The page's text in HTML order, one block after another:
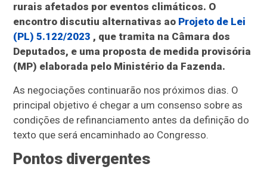
rurais afetados por eventos climáticos. O
encontro discutiu alternativas ao Projeto de Lei
(PL) 5.122/2023 , que tramita na Câmara dos
Deputados, e uma proposta de medida provisória
(MP) elaborada pelo Ministério da Fazenda.
As negociações continuarão nos próximos dias. O
principal objetivo é chegar a um consenso sobre as
condições de refinanciamento antes da definição do
texto que será encaminhado ao Congresso.
Pontos divergentes